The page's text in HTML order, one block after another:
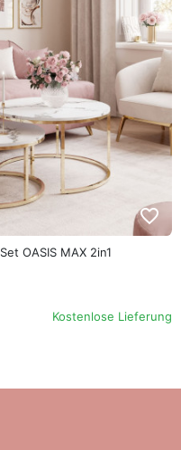
favorite_border
OASIS MAX 2in1
Kostenlose Lieferung